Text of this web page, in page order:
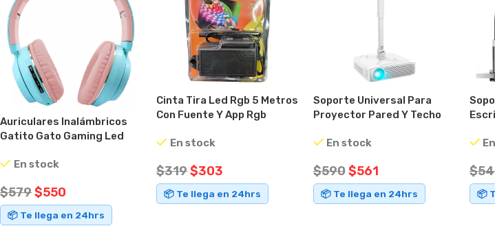
Auriculares Inalámbricos
Gatito Gato Gaming Led
En stock
$579$550
📦 Te llega en 24hrs
Cinta Tira Led Rgb 5 Metros
Con Fuente Y App Rgb
En stock
$319$303
📦 Te llega en 24hrs
Soporte Universal Para
Proyector Pared Y Techo
En stock
$590$561
📦 Te llega en 24hrs
$
📦